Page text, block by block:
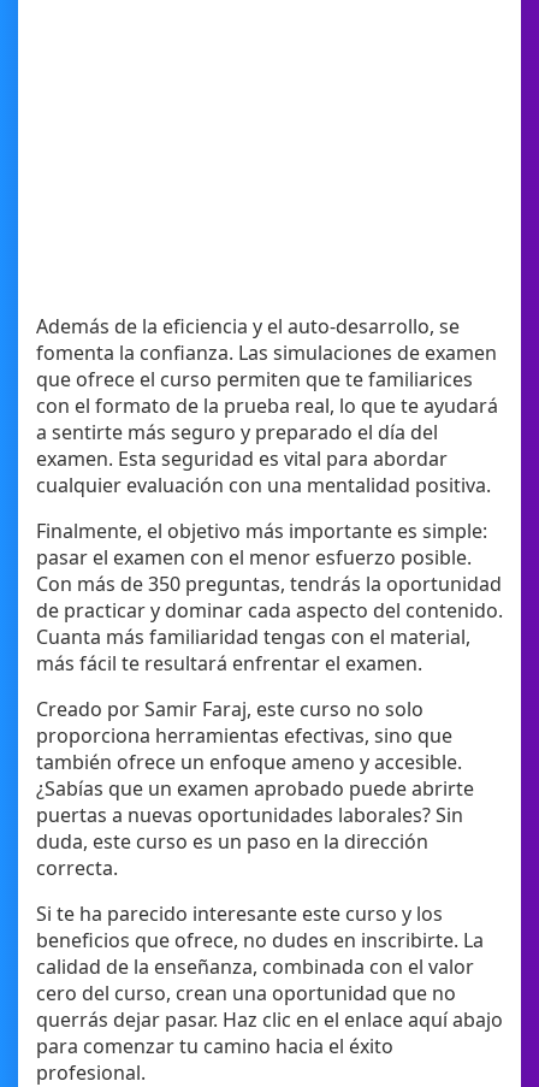
Además de la eficiencia y el auto-desarrollo, se
fomenta la confianza. Las simulaciones de examen
que ofrece el curso permiten que te familiarices
con el formato de la prueba real, lo que te ayudará
a sentirte más seguro y preparado el día del
examen. Esta seguridad es vital para abordar
cualquier evaluación con una mentalidad positiva.
Finalmente, el objetivo más importante es simple:
pasar el examen con el menor esfuerzo posible.
Con más de 350 preguntas, tendrás la oportunidad
de practicar y dominar cada aspecto del contenido.
Cuanta más familiaridad tengas con el material,
más fácil te resultará enfrentar el examen.
Creado por Samir Faraj, este curso no solo
proporciona herramientas efectivas, sino que
también ofrece un enfoque ameno y accesible.
¿Sabías que un examen aprobado puede abrirte
puertas a nuevas oportunidades laborales? Sin
duda, este curso es un paso en la dirección
correcta.
Si te ha parecido interesante este curso y los
beneficios que ofrece, no dudes en inscribirte. La
calidad de la enseñanza, combinada con el valor
cero del curso, crean una oportunidad que no
querrás dejar pasar. Haz clic en el enlace aquí abajo
para comenzar tu camino hacia el éxito
profesional.